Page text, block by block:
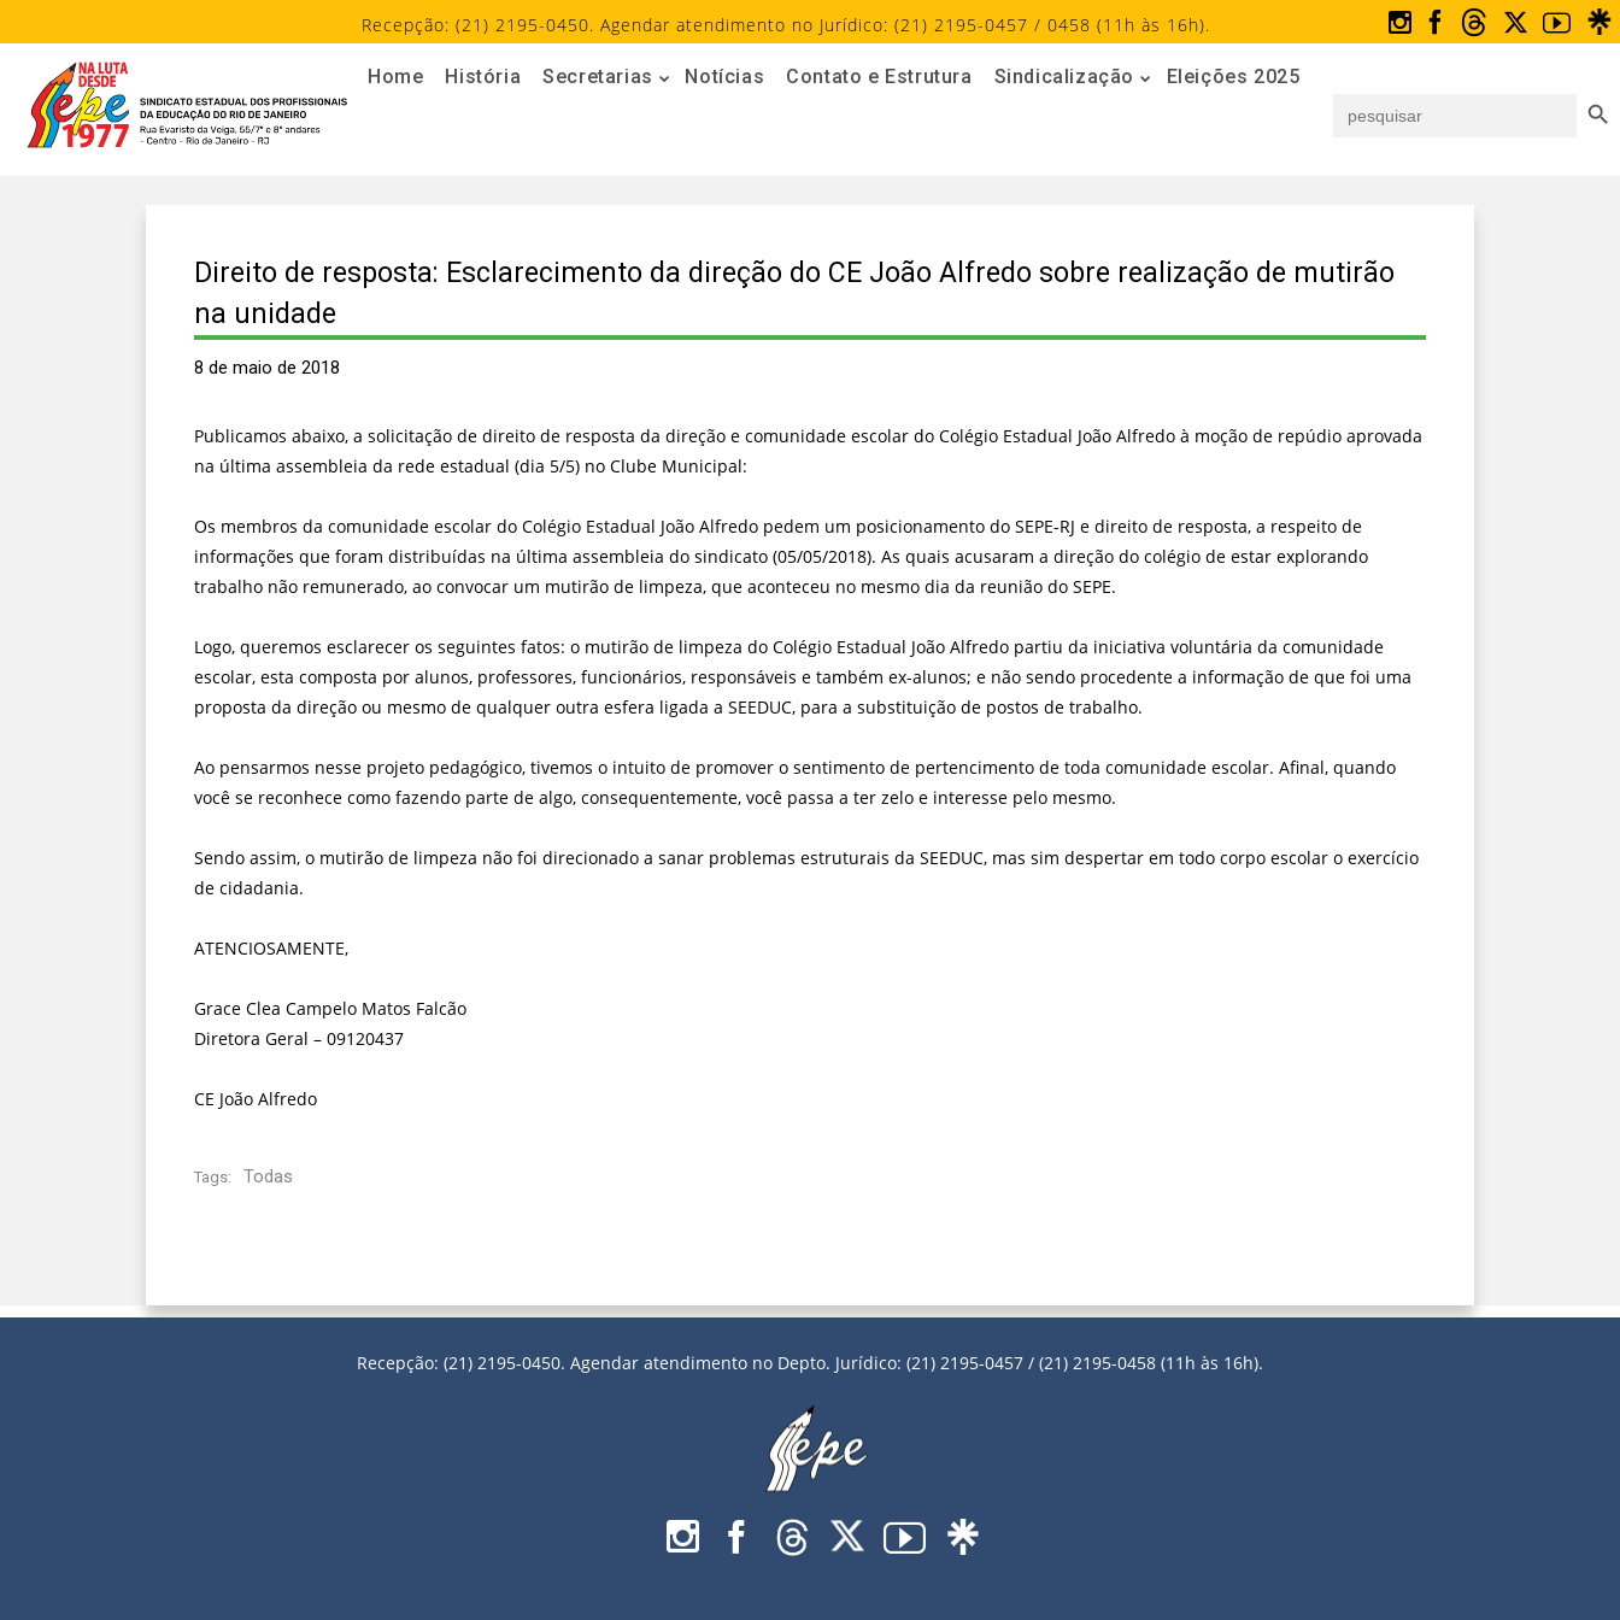
Recepção: (21) 2195-0450. Agendar atendimento no Jurídico: (21) 2195-0457 / 0458 (11h às 16h).
Home História Secretarias Notícias Contato e Estrutura Sindicalização
Eleições 2025
for:
Direito de resposta: Esclarecimento da direção do CE João Alfredo sobre realização de mutirão
na unidade
8 de maio de 2018
Publicamos abaixo, a solicitação de direito de resposta da direção e comunidade escolar do Colégio Estadual João Alfredo à moção de repúdio aprovada
na última assembleia da rede estadual (dia 5/5) no Clube Municipal:
Os membros da comunidade escolar do Colégio Estadual João Alfredo pedem um posicionamento do SEPE-RJ e direito de resposta, a respeito de
informações que foram distribuídas na última assembleia do sindicato (05/05/2018). As quais acusaram a direção do colégio de estar explorando
trabalho não remunerado, ao convocar um mutirão de limpeza, que aconteceu no mesmo dia da reunião do SEPE.
Logo, queremos esclarecer os seguintes fatos: o mutirão de limpeza do Colégio Estadual João Alfredo partiu da iniciativa voluntária da comunidade
escolar, esta composta por alunos, professores, funcionários, responsáveis e também ex-alunos; e não sendo procedente a informação de que foi uma
proposta da direção ou mesmo de qualquer outra esfera ligada a SEEDUC, para a substituição de postos de trabalho.
Ao pensarmos nesse projeto pedagógico, tivemos o intuito de promover o sentimento de pertencimento de toda comunidade escolar. Afinal, quando
você se reconhece como fazendo parte de algo, consequentemente, você passa a ter zelo e interesse pelo mesmo.
Sendo assim, o mutirão de limpeza não foi direcionado a sanar problemas estruturais da SEEDUC, mas sim despertar em todo corpo escolar o exercício
de cidadania.
ATENCIOSAMENTE,
Grace Clea Campelo Matos Falcão
Diretora Geral – 09120437
CE João Alfredo
Tags: Todas
Recepção: (21) 2195-0450. Agendar atendimento no Depto. Jurídico: (21) 2195-0457 / (21) 2195-0458 (11h às 16h).